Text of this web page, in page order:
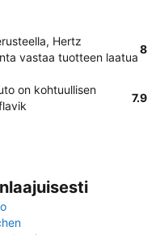
Hertz
vastaa tuotteen laatua
8
on kohtuullisen
7.9